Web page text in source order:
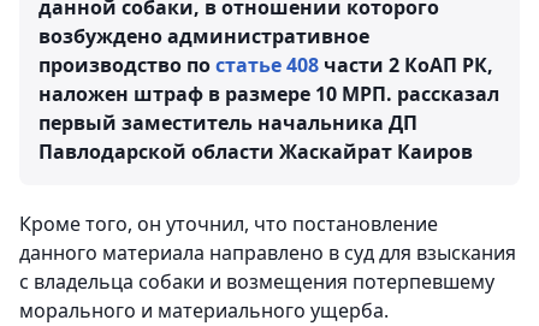
данной собаки, в отношении которого
возбуждено административное
производство постатье 408 части 2 КоАП РК,
наложен штраф в размере 10 МРП. рассказал
первый заместитель начальника ДП
Павлодарской области Жаскайрат Каиров
Кроме того, он уточнил, что постановление
данного материала направлено в суд для взыскания
с владельца собаки и возмещения потерпевшему
морального и материального ущерба.